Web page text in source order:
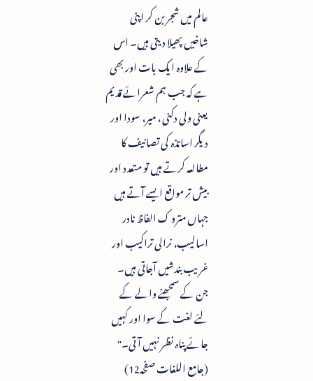
عالم میں شجر بن کر اپنی
شاخیں پھیلا دیتی ہیں۔ اس
کے علاوہ ایک بات اور بھی
ہے کہ جب ہم شعرائے قدیم
یعنی ولی دکنی ، میر، سودا اور
دیگر اساتذہ کی تصانیف کا
مطالعہ کرتے ہیں تو متعدد اور
بیش تر مواقع ایسے آتے ہیں
جہاں مترو ک الفاظ نادر
اسالیب، نرالی تراکیب اور
غریب بندشیں آجاتی ہیں۔
جن کے سمجھنے والے کے
لئے لغت کے سوا اور کہیں
جائے پناہ نظر نہیں آتی۔"
(جامع اللغات صفحہ12)